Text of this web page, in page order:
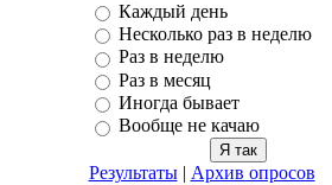
Каждый день
Несколько раз в неделю
Раз в неделю
Раз в месяц
Иногда бывает
Вообще не качаю
Результаты| Архив опросов